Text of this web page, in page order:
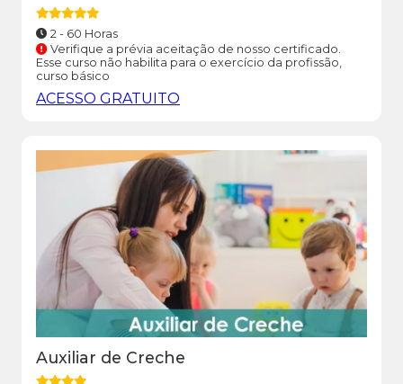
2 - 60 Horas
Verifique a prévia aceitação de nosso certificado.
Esse curso não habilita para o exercício da profissão,
curso básico
ACESSO GRATUITO
Auxiliar de Creche